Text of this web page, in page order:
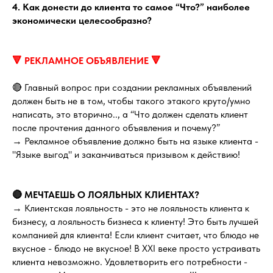
4. Как донести до клиента то самое “Что?” наиболее
экономически целесообразно?
🔻 РЕКЛАМНОЕ ОБЪЯВЛЕНИЕ 🔻
🔴 Главный вопрос при создании рекламных объявлений
должен быть не в том, чтобы такого этакого круто/умно
написать, это вторично.., а “Что должен сделать клиент
после прочтения данного объявления и почему?”
→ Рекламное объявление должно быть на языке клиента -
"Языке выгод" и заканчиваться призывом к действию!
🔴 МЕЧТАЕШЬ О ЛОЯЛЬНЫХ КЛИЕНТАХ?
→ Клиентская лояльность - это не лояльность клиента к
бизнесу, а лояльность бизнеса к клиенту! Это быть лучшей
компанией для клиента! Если клиент считает, что блюдо не
вкусное - блюдо не вкусное! В XXI веке просто устраивать
клиента невозможно. Удовлетворить его потребности -